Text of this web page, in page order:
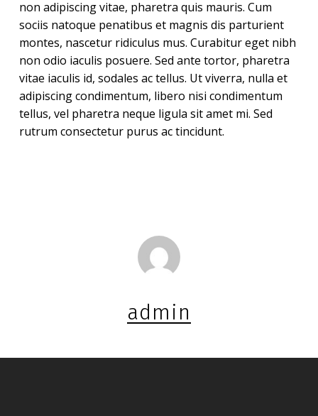
non adipiscing vitae, pharetra quis mauris. Cum
sociis natoque penatibus et magnis dis parturient
montes, nascetur ridiculus mus. Curabitur eget nibh
non odio iaculis posuere. Sed ante tortor, pharetra
vitae iaculis id, sodales ac tellus. Ut viverra, nulla et
adipiscing condimentum, libero nisi condimentum
tellus, vel pharetra neque ligula sit amet mi. Sed
rutrum consectetur purus ac tincidunt.
admin